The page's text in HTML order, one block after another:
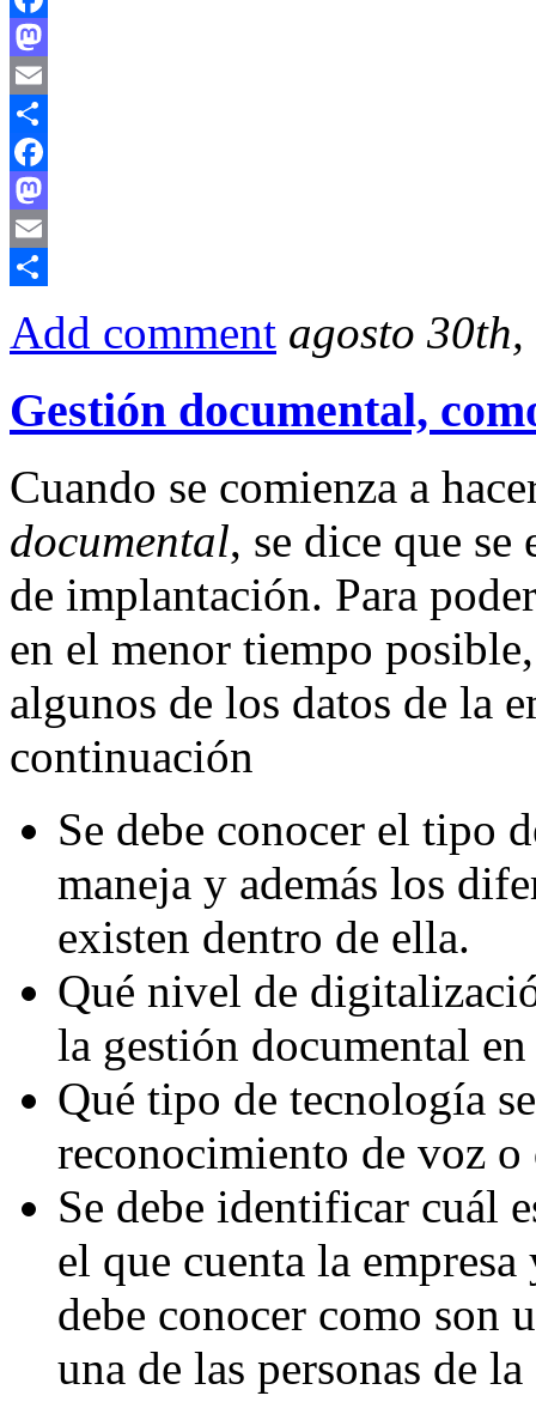
Facebook
Mastodon
Email
Compartir
Facebook
Mastodon
Email
Add comment agosto
Gestión documental,
Cuando se comienza a
documental, se dice que
de implantación. Para
en el menor tiempo
algunos de los datos de la
continuación
Se debe conocer el tipo
maneja y además los
existen dentro de ella.
Qué nivel de
la gestión documental en
Qué tipo de tecnología
reconocimiento de voz
Se debe identificar cuál
el que cuenta la
debe conocer como son
una de las personas de